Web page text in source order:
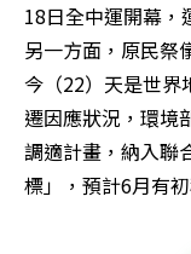
18日全中運開幕，
另一方面，原民祭
今（22）天是世界
遷因應狀況，環境
調適計畫，納入聯
標」，預計6月有